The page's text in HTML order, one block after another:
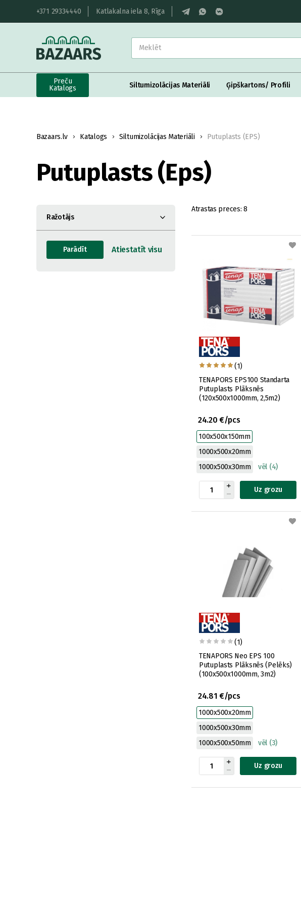
+371 29334440 Katlakalna iela 8, Rīga
Preču
Katalogs
Siltumizolācijas Materiāli Ģipškartons/ Profili
Bazaars.lv Katalogs Siltumizolācijas Materiāli Putuplasts (EPS)
Putuplasts (Eps)
Ražotājs
Atrastas preces: 8
(1)
TENAPORS EPS100 Standarta
Putuplasts Plāksnēs
(120x500x1000mm, 2,5m2)
24.20 €/pcs
100x500x150mm
1000x500x20mm
1000x500x30mm
vēl (4)
Uz grozu
(1)
TENAPORS Neo EPS 100
Putuplasts Plāksnēs (Pelēks)
(100x500x1000mm, 3m2)
24.81 €/pcs
1000x500x20mm
1000x500x30mm
1000x500x50mm
vēl (3)
Uz grozu